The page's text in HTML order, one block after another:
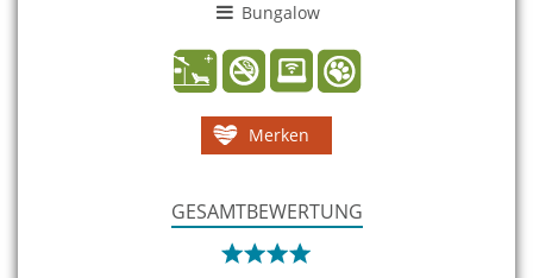
Bungalow
Merken
GESAMTBEWERTUNG